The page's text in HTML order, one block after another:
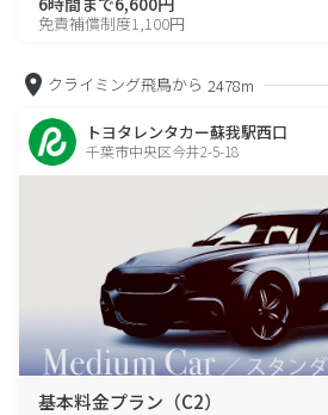
免責補償制度1,100円
クライミング飛鳥から 2478m
トヨタレンタカー蘇我駅西口
千葉市中央区今井2-5-18
基本料金プラン（C2）